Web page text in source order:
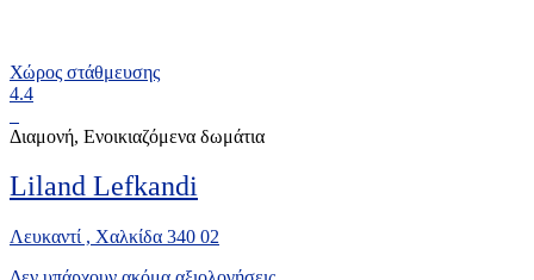
Χώρος στάθμευσης
4.4
Διαμονή, Ενοικιαζόμενα δωμάτια
Liland Lefkandi
Λευκαντί , Χαλκίδα 340 02